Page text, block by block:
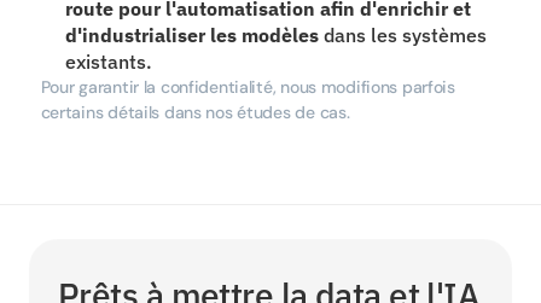
route pour l'automatisation afin d'enrichir et
d'industrialiser les modèles dans les systèmes
existants.
Pour garantir la confidentialité, nous modifions parfois
certains détails dans nos études de cas.